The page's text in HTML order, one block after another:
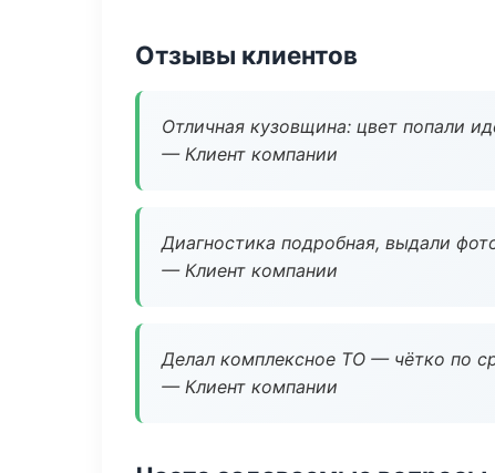
Отзывы клиентов
Отличная кузовщина: цвет попали
— Клиент компании
Диагностика подробная, выдали
— Клиент компании
Делал комплексное ТО — чётко по
— Клиент компании